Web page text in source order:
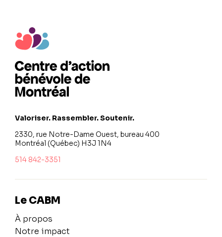
Valoriser. Rassembler. Soutenir.
2330, rue Notre-Dame Ouest, bureau 400
Montréal (Québec) H3J 1N4
514 842-3351
Le CABM
À propos
Notre impact